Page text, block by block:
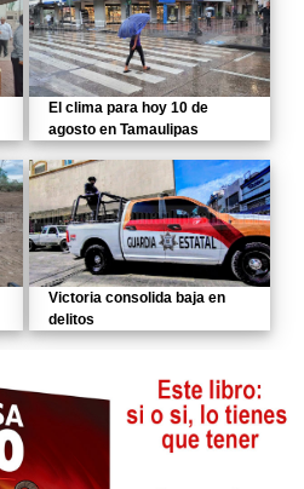
El clima para hoy 10 de
agosto en Tamaulipas
Victoria consolida baja en
delitos